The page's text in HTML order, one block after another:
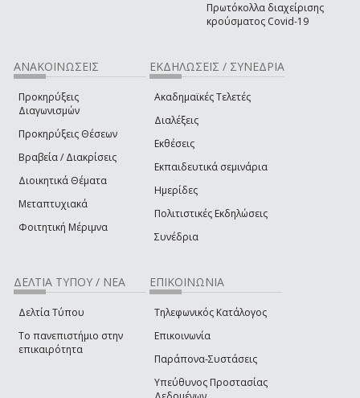
Πρωτόκολλα διαχείρισης
κρούσματος Covid-19
ΑΝΑΚΟΙΝΩΣΕΙΣ
Προκηρύξεις
Διαγωνισμών
Προκηρύξεις Θέσεων
Βραβεία / Διακρίσεις
Διοικητικά Θέματα
Μεταπτυχιακά
Φοιτητική Μέριμνα
ΕΚΔΗΛΩΣΕΙΣ / ΣΥΝΕΔΡΙΑ
Ακαδημαϊκές Τελετές
Διαλέξεις
Εκθέσεις
Εκπαιδευτικά σεμινάρια
Ημερίδες
Πολιτιστικές Εκδηλώσεις
Συνέδρια
ΔΕΛΤΙΑ ΤΥΠΟΥ / ΝΕΑ
Δελτία Τύπου
Το πανεπιστήμιο στην
επικαιρότητα
ΕΠΙΚΟΙΝΩΝΙΑ
Τηλεφωνικός Κατάλογος
Επικοινωνία
Παράπονα-Συστάσεις
Υπεύθυνος Προστασίας